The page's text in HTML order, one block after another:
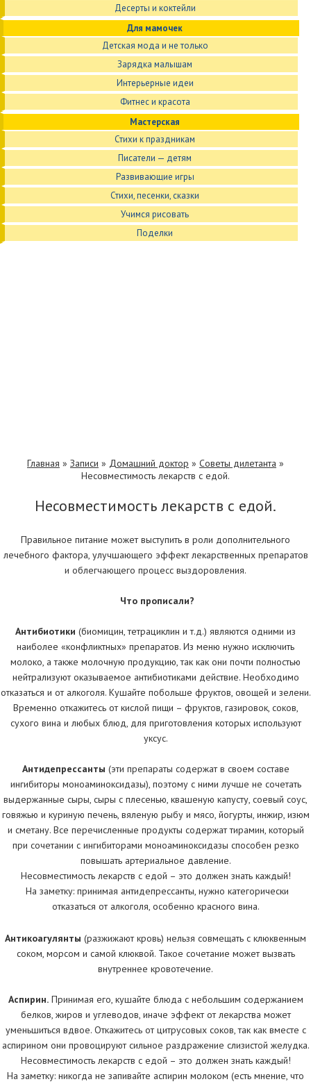
Десерты и коктейли
Для мамочек
Детская мода и не только
Зарядка малышам
Интерьерные идеи
Фитнес и красота
Мастерская
Стихи к праздникам
Писатели — детям
Развивающие игры
Стихи, песенки, сказки
Учимся рисовать
Поделки
Главная » Записи » Домашний доктор » Советы дилетанта »
Несовместимость лекарств с едой.
Несовместимость лекарств с едой.
Правильное питание может выступить в роли дополнительного
лечебного фактора, улучшающего эффект лекарственных препаратов
и облегчающего процесс выздоровления.
Что прописали?
Антибиотики (биомицин, тетрациклин и т.д.) являются одними из
наиболее «конфликтных» препаратов. Из меню нужно исключить
молоко, а также молочную продукцию, так как они почти полностью
нейтрализуют оказываемое антибиотиками действие. Необходимо
отказаться и от алкоголя. Кушайте побольше фруктов, овощей и зелени.
Временно откажитесь от кислой пищи – фруктов, газировок, соков,
сухого вина и любых блюд, для приготовления которых используют
уксус.
Антидепрессанты (эти препараты содержат в своем составе
ингибиторы моноаминоксидазы), поэтому с ними лучше не сочетать
выдержанные сыры, сыры с плесенью, квашеную капусту, соевый соус,
говяжью и куриную печень, вяленую рыбу и мясо, йогурты, инжир, изюм
и сметану. Все перечисленные продукты содержат тирамин, который
при сочетании с ингибиторами моноаминоксидазы способен резко
повышать артериальное давление.
Несовместимость лекарств с едой – это должен знать каждый!
На заметку: принимая антидепрессанты, нужно категорически
отказаться от алкоголя, особенно красного вина.
Антикоагулянты (разжижают кровь) нельзя совмещать с клюквенным
соком, морсом и самой клюквой. Такое сочетание может вызвать
внутреннее кровотечение.
Аспирин.Принимая его, кушайте блюда с небольшим содержанием
белков, жиров и углеводов, иначе эффект от лекарства может
уменьшиться вдвое. Откажитесь от цитрусовых соков, так как вместе с
аспирином они провоцируют сильное раздражение слизистой желудка.
Несовместимость лекарств с едой – это должен знать каждый!
На заметку: никогда не запивайте аспирин молоком (есть мнение, что